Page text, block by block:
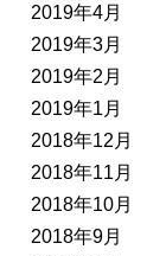
2019年4月
2019年3月
2019年2月
2019年1月
2018年12月
2018年11月
2018年10月
2018年9月